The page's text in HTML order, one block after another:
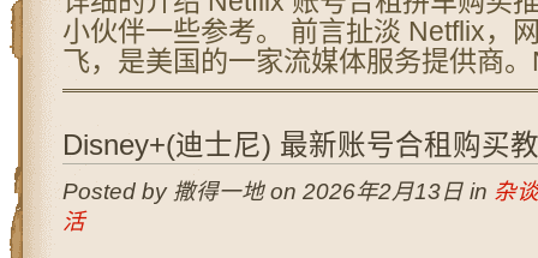
小伙伴一些参考。 前言扯淡 Netflix，
飞，是美国的一家流媒体服务提供商
Disney+(迪士尼) 最新账号合租购买
Posted by 撒得一地 on 2026年2月13日 in 杂谈
活